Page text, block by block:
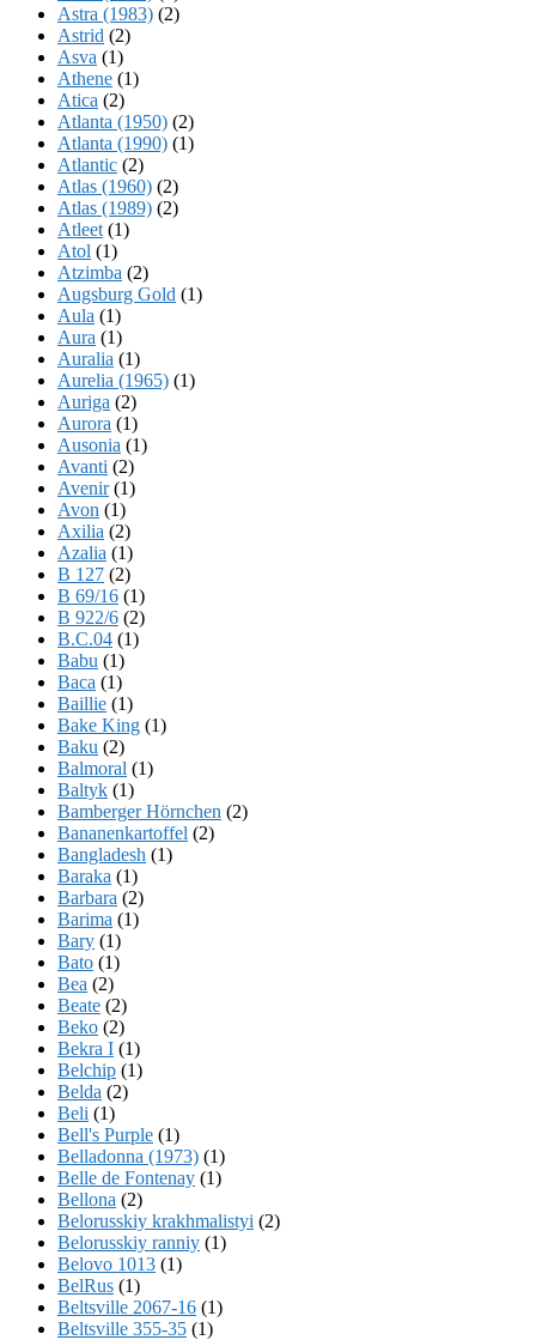
Astra (1983) (2)
Astrid (2)
Asva (1)
Athene (1)
Atica (2)
Atlanta (1950) (2)
Atlanta (1990) (1)
Atlantic (2)
Atlas (1960) (2)
Atlas (1989) (2)
Atleet (1)
Atol (1)
Atzimba (2)
Augsburg Gold (1)
Aula (1)
Aura (1)
Auralia (1)
Aurelia (1965) (1)
Auriga (2)
Aurora (1)
Ausonia (1)
Avanti (2)
Avenir(1)
Avon (1)
Axilia (2)
Azalia (1)
B 127 (2)
B 69/16 (1)
B 922/6 (2)
B.C.04 (1)
Babu (1)
Baca (1)
Baillie (1)
Bake King (1)
Baku (2)
Balmoral (1)
Baltyk (1)
Bamberger Hörnchen (2)
Bananenkartoffel (2)
Bangladesh (1)
Baraka (1)
Barbara (2)
Barima (1)
Bary (1)
Bato (1)
Bea (2)
Beate (2)
Beko (2)
Bekra I (1)
Belchip (1)
Belda (2)
Beli (1)
Bell's Purple (1)
Belladonna (1973) (1)
Belle de Fontenay (1)
Bellona (2)
Belorusskiy krakhmalistyi (2)
Belorusskiy ranniy (1)
Belovo 1013 (1)
BelRus (1)
Beltsville 2067-16 (1)
Beltsville 355-35 (1)